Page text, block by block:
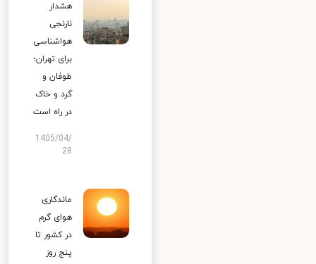
هشدار
نارنجی
هواشناسی
برای تهران؛
طوفان و
گرد و خاک
در راه است
1405/04/
28
ماندگاری
هوای گرم
در کشور تا
پنج روز